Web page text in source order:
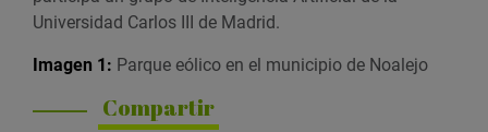
Universidad Carlos III de Madrid.
Imagen 1: Parque eólico en el municipio de Noalejo
Compartir